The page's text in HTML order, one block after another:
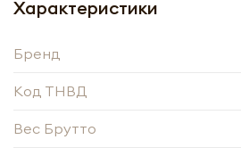
Характеристики
Бренд
Код ТНВД
Вес Брутто